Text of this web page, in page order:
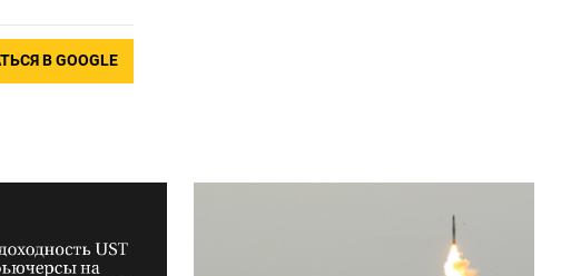
В GOOGLE